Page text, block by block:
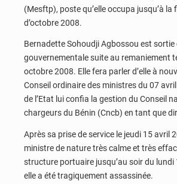
(Mesftp), poste qu’elle occupa jusqu’à la
d’octobre 2008.
Bernadette Sohoudji Agbossou est sortie
gouvernementale suite au remaniement
octobre 2008. Elle fera parler d’elle à
Conseil ordinaire des ministres du 07
de l’Etat lui confia la gestion du Conseil
chargeurs du Bénin (Cncb) en tant que
Après sa prise de service le jeudi 15 avril
ministre de nature très calme et très
structure portuaire jusqu’au soir du lundi
elle a été tragiquement assassinée.